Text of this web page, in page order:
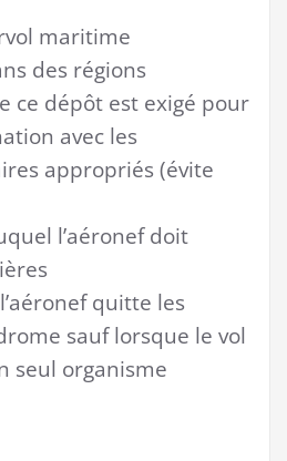
maritime
des régions
ce dépôt est exigé pour
avec les
appropriés (évite
l’aéronef doit
quitte les
sauf lorsque le vol
seul organisme